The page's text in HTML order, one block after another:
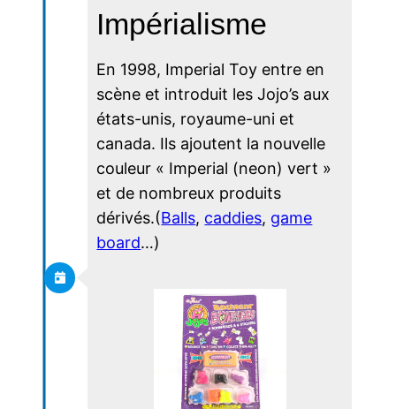
Impérialisme
En 1998, Imperial Toy entre en
scène et introduit les Jojo’s aux
états-unis, royaume-uni et
canada. Ils ajoutent la nouvelle
couleur « Imperial (neon) vert »
et de nombreux produits
dérivés.(Balls, caddies, game
board…)